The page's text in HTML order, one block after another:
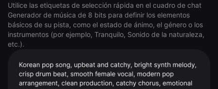
Utilice las etiquetas de selección rápida en el cuadro de chat
Generador de música de 8 bits para definir los elementos
básicos de su pista, como el estado de ánimo, el género o los
instrumentos (por ejemplo, Tranquilo, Sonido de la naturaleza,
etc.).